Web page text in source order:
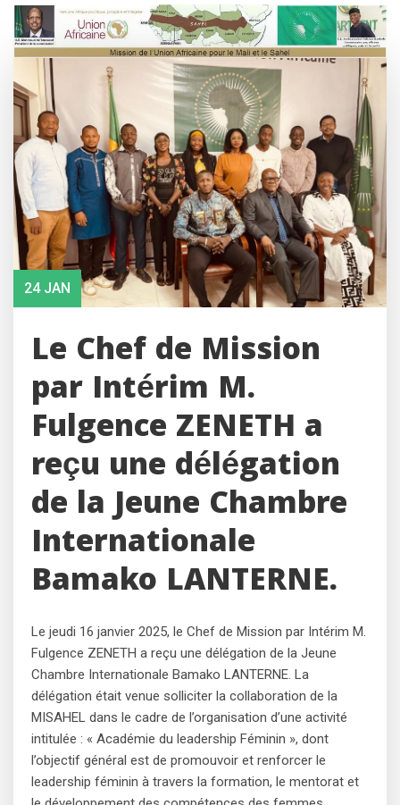
Skip
content
24 JAN
Le Chef de Mission
par Intérim M.
Fulgence ZENETH a
reçu une délégation
de la Jeune Chambre
Internationale
Bamako LANTERNE.
Le jeudi 16 janvier 2025, le Chef de Mission par Intérim M.
Fulgence ZENETH a reçu une délégation de la Jeune
Chambre Internationale Bamako LANTERNE. La
délégation était venue solliciter la collaboration de la
MISAHEL dans le cadre de l’organisation d’une activité
intitulée : « Académie du leadership Féminin », dont
l’objectif général est de promouvoir et renforcer le
leadership féminin à travers la formation, le mentorat et